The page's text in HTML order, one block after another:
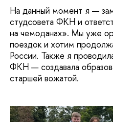
На данный момент я —
студсовета ФКН и
на чемоданах». Мы уже
поездок и хотим
России. Также я
ФКН — создавала
старшей вожатой.